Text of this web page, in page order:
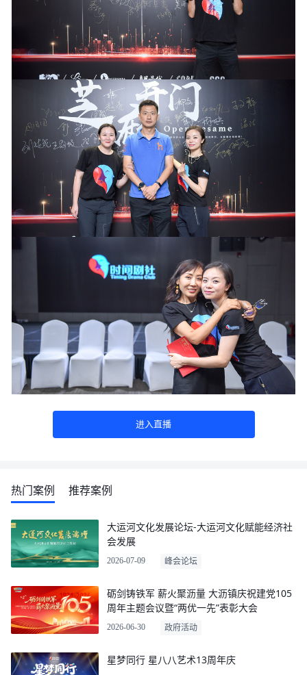
进入直播
热门案例 推荐案例
大运河文化发展论坛-大运河文化赋能经济社
会发展
2026-07-09 峰会论坛
砺剑铸铁军 薪火聚沥量 大沥镇庆祝建党105
周年主题会议暨“两优一先”表彰大会
2026-06-30 政府活动
星梦同行 星八八艺术13周年庆